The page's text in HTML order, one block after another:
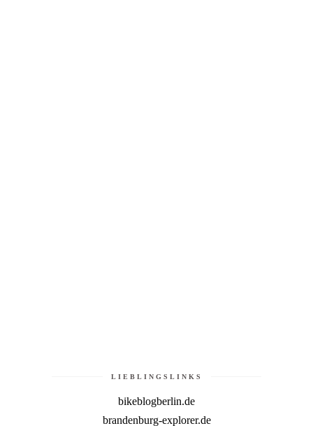
LIEBLINGSLINKS
bikeblogberlin.de
brandenburg-explorer.de